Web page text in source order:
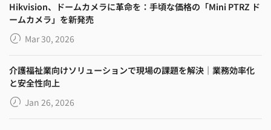
Hikvision、ドームカメラに革命を：手頃な価格の「Mini PTRZ ド
ームカメラ」を新発売
Mar 30, 2026
介護福祉業向けソリューションで現場の課題を解決｜業務効率化
と安全性向上
Jan 26, 2026